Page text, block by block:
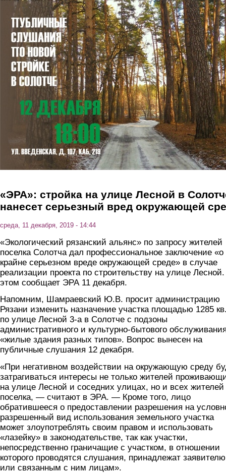
Перейти к основному содержанию
«ЭРА»: стройка на улице Лесной в
нанесет серьезный вред окружающей
среда, 11 декабря, 2019 - 14:44
«Экологический рязанский альянс» по запросу жителей
поселка Солотча дал профессиональное заключение «о
крайне серьезном вреде окружающей среде» в случае
реализации проекта по строительству на улице
этом сообщает ЭРА 11 декабря.
Напомним, Шамраевский Ю.В. просит администрацию
Рязани изменить назначение участка площадью 1285
по улице Лесной 3-а в Солотче с подзоны
административного и культурно-бытового
«жилые здания разных типов». Вопрос вынесен на
публичные слушания 12 декабря.
«При негативном воздействии на окружающую среду
затрагиваться интересы не только жителей
на улице Лесной и соседних улицах, но и всех жителей
поселка, — считают в ЭРА. — Кроме того, лицо
обратившееся о предоставлении разрешения на
разрешенный вид использования земельного участка
может злоупотреблять своим правом и использовать
«лазейку» в законодательстве, так как участки,
непосредственно граничащие с участком, в отношении
которого проводятся слушания, принадлежат заявителю
или связанным с ним лицам».